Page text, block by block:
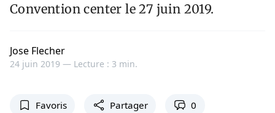
Convention center le 27 juin 2019.
Jose Flecher
24 juin 2019 — Lecture : 3 min.
Favoris Partager 0